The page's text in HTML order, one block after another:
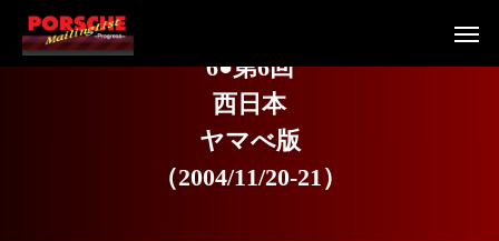
6●第6回
西 日 本
ヤマべ版
（2004/11/20-21）